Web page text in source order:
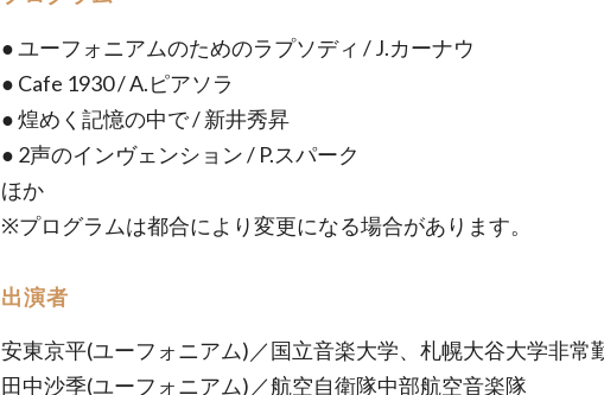
● ユーフォニアムのためのラプソディ / J.カーナウ
● Cafe 1930 / A.ピアソラ
● 煌めく記憶の中で / 新井秀昇
● 2声のインヴェンション / P.スパーク
ほか
※プログラムは都合により変更になる場合があります。
出演者
安東京平(ユーフォニアム)／国立音楽大学、札幌大谷大学非常
田中沙季(ユーフォニアム)／航空自衛隊中部航空音楽隊